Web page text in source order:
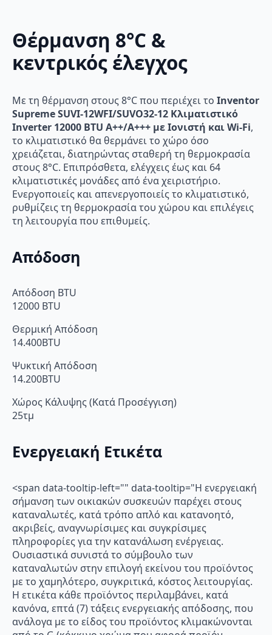
Θέρμανση 8°C &
κεντρικός έλεγχος
Με τη θέρμανση στους 8°C που περιέχει το Inventor
Supreme SUVI-12WFI/SUVO32-12 Κλιματιστικό
Inverter 12000 BTU A++/A+++ με Ιονιστή και Wi-Fi,
το κλιματιστικό θα θερμάνει το χώρο όσο
χρειάζεται, διατηρώντας σταθερή τη θερμοκρασία
στους 8°C. Επιπρόσθετα, ελέγχεις έως και 64
κλιματιστικές μονάδες από ένα χειριστήριο.
Ενεργοποιείς και απενεργοποιείς το κλιματιστικό,
ρυθμίζεις τη θερμοκρασία του χώρου και επιλέγεις
τη λειτουργία που επιθυμείς.
Απόδοση
Απόδοση BTU
12000 BTU
Θερμική Απόδοση
14.400BTU
Ψυκτική Απόδοση
14.200BTU
Χώρος Κάλυψης (Κατά Προσέγγιση)
25τμ
Ενεργειακή Ετικέτα
<span data-tooltip-left="" data-tooltip="Η ενεργειακή
σήμανση των οικιακών συσκευών παρέχει στους
καταναλωτές, κατά τρόπο απλό και κατανοητό,
ακριβείς, αναγνωρίσιμες και συγκρίσιμες
πληροφορίες για την κατανάλωση ενέργειας.
Ουσιαστικά συνιστά το σύμβουλο των
καταναλωτών στην επιλογή εκείνου του προϊόντος
με το χαμηλότερο, συγκριτικά, κόστος λειτουργίας.
Η ετικέτα κάθε προϊόντος περιλαμβάνει, κατά
κανόνα, επτά (7) τάξεις ενεργειακής απόδοσης, που
ανάλογα με το είδος του προϊόντος κλιμακώνονται